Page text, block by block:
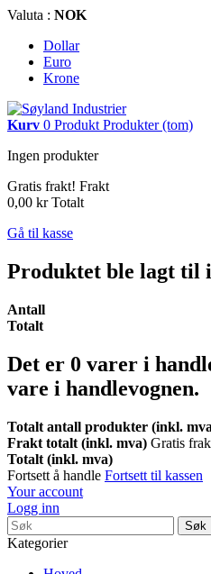
Valuta : NOK
Dollar
Euro
Krone
Kurv 0 Produkt Produkter (tom)
Ingen produkter
Gratis frakt! Frakt
0,00 kr Totalt
Gå til kasse
Produktet ble lagt til
Antall
Totalt
Det er 0 varer i
vare i handlevognen.
Totalt antall produkter (inkl.
Frakt totalt (inkl. mva) Gratis
Totalt (inkl. mva)
Fortsett å handle Fortsett til kassen
Your account
Logg inn
Søk
Kategorier